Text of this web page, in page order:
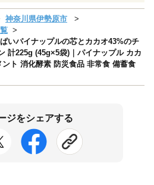
神奈川県伊勢原市
いパイナップルの芯とカカオ43%のチ
計225g (45g×5袋)｜パイナップル カカ
ト 消化酵素 防災食品 非常食 備蓄食
ジをシェアする